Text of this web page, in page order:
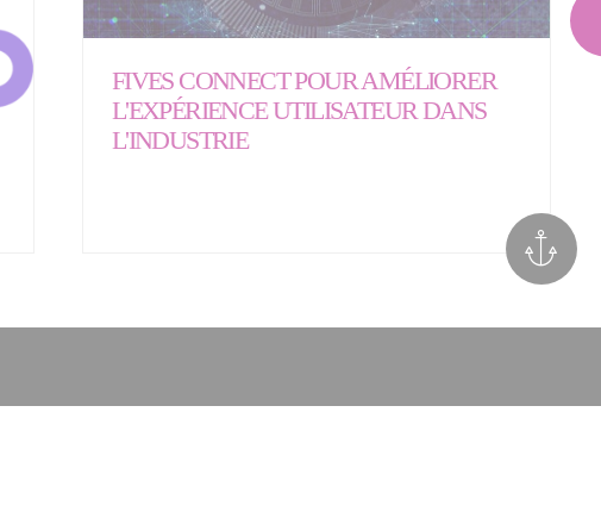
FIVES CONNECT POUR AMÉLIORER
L'EXPÉRIENCE UTILISATEUR DANS
L'INDUSTRIE